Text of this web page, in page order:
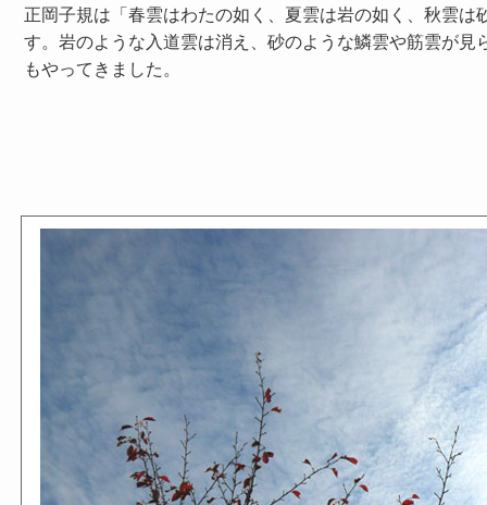
正岡子規は「春雲はわたの如く、夏雲は岩の如く、秋雲
す。岩のような入道雲は消え、砂のような鱗雲や筋雲が
もやってきました。